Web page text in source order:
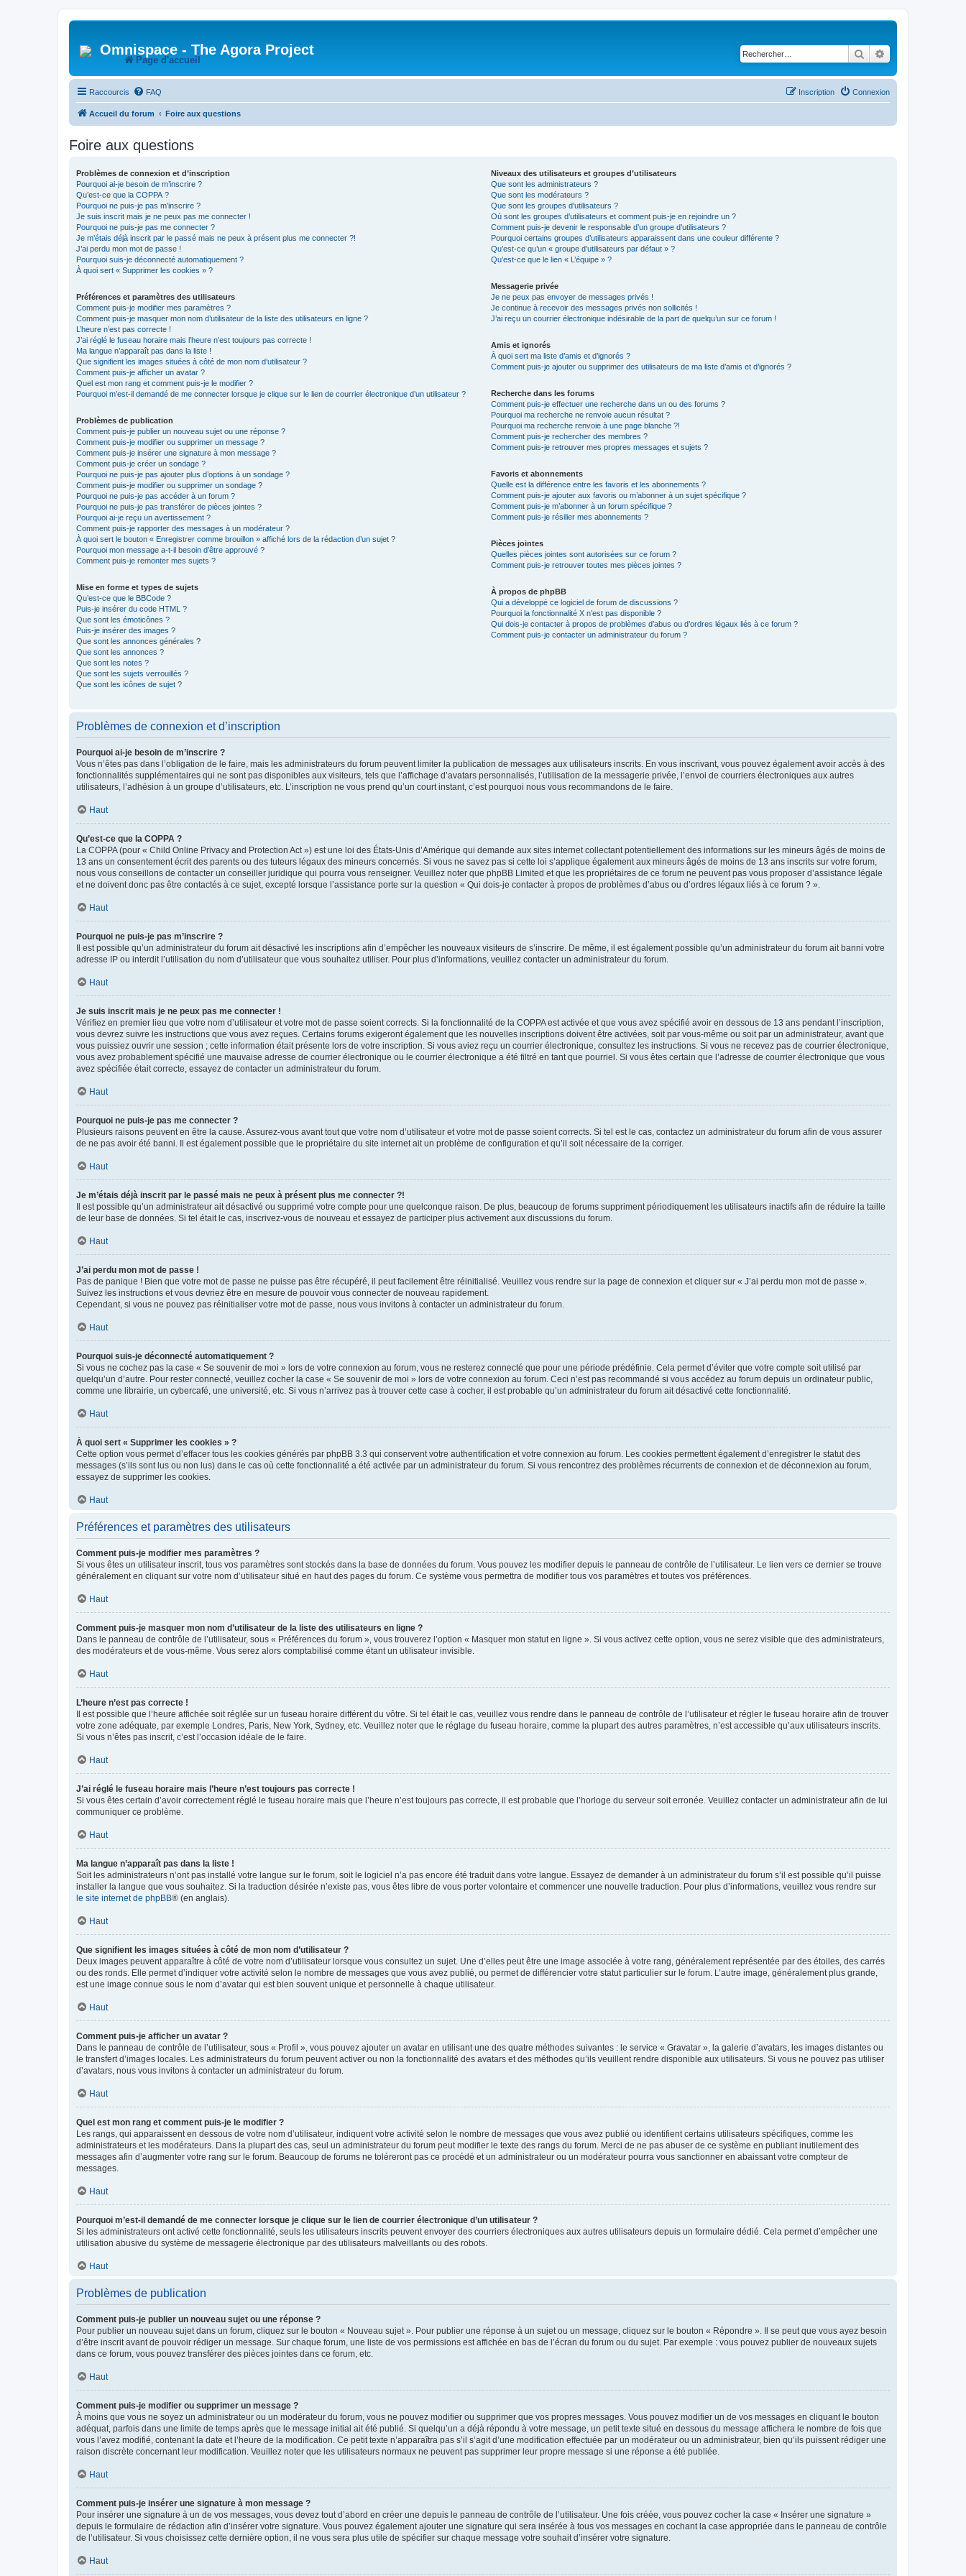
Omnispace - The Agora Project
Page d'accueil
Rechercher
Raccourcis FAQ Connexion
Inscription
Accueil du forum Foire aux questions
Foire aux questions
Problèmes de connexion et d’inscription
Pourquoi ai-je besoin de m’inscrire ?
Qu’est-ce que la COPPA ?
Pourquoi ne puis-je pas m’inscrire ?
Je suis inscrit mais je ne peux pas me connecter !
Pourquoi ne puis-je pas me connecter ?
Je m’étais déjà inscrit par le passé mais ne peux à présent plus me connecter ?!
J’ai perdu mon mot de passe !
Pourquoi suis-je déconnecté automatiquement ?
À quoi sert « Supprimer les cookies » ?
Préférences et paramètres des utilisateurs
Comment puis-je modifier mes paramètres ?
Comment puis-je masquer mon nom d’utilisateur de la liste des utilisateurs en ligne ?
L’heure n’est pas correcte !
J’ai réglé le fuseau horaire mais l’heure n’est toujours pas correcte !
Ma langue n’apparaît pas dans la liste !
Que signifient les images situées à côté de mon nom d’utilisateur ?
Comment puis-je afficher un avatar ?
Quel est mon rang et comment puis-je le modifier ?
Pourquoi m’est-il demandé de me connecter lorsque je clique sur le lien de courrier électronique d’un utilisateur ?
Problèmes de publication
Comment puis-je publier un nouveau sujet ou une réponse ?
Comment puis-je modifier ou supprimer un message ?
Comment puis-je insérer une signature à mon message ?
Comment puis-je créer un sondage ?
Pourquoi ne puis-je pas ajouter plus d’options à un sondage ?
Comment puis-je modifier ou supprimer un sondage ?
Pourquoi ne puis-je pas accéder à un forum ?
Pourquoi ne puis-je pas transférer de pièces jointes ?
Pourquoi ai-je reçu un avertissement ?
Comment puis-je rapporter des messages à un modérateur ?
À quoi sert le bouton « Enregistrer comme brouillon » affiché lors de la rédaction d’un sujet ?
Pourquoi mon message a-t-il besoin d’être approuvé ?
Comment puis-je remonter mes sujets ?
Mise en forme et types de sujets
Qu’est-ce que le BBCode ?
Puis-je insérer du code HTML ?
Que sont les émoticônes ?
Puis-je insérer des images ?
Que sont les annonces générales ?
Que sont les annonces ?
Que sont les notes ?
Que sont les sujets verrouillés ?
Que sont les icônes de sujet ?
Niveaux des utilisateurs et groupes d’utilisateurs
Que sont les administrateurs ?
Que sont les modérateurs ?
Que sont les groupes d’utilisateurs ?
Où sont les groupes d’utilisateurs et comment puis-je en rejoindre un ?
Comment puis-je devenir le responsable d’un groupe d’utilisateurs ?
Pourquoi certains groupes d’utilisateurs apparaissent dans une couleur différente ?
Qu’est-ce qu’un « groupe d’utilisateurs par défaut » ?
Qu’est-ce que le lien « L’équipe » ?
Messagerie privée
Je ne peux pas envoyer de messages privés !
Je continue à recevoir des messages privés non sollicités !
J’ai reçu un courrier électronique indésirable de la part de quelqu’un sur ce forum !
Amis et ignorés
À quoi sert ma liste d’amis et d’ignorés ?
Comment puis-je ajouter ou supprimer des utilisateurs de ma liste d’amis et d’ignorés ?
Recherche dans les forums
Comment puis-je effectuer une recherche dans un ou des forums ?
Pourquoi ma recherche ne renvoie aucun résultat ?
Pourquoi ma recherche renvoie à une page blanche ?!
Comment puis-je rechercher des membres ?
Comment puis-je retrouver mes propres messages et sujets ?
Favoris et abonnements
Quelle est la différence entre les favoris et les abonnements ?
Comment puis-je ajouter aux favoris ou m’abonner à un sujet spécifique ?
Comment puis-je m’abonner à un forum spécifique ?
Comment puis-je résilier mes abonnements ?
Pièces jointes
Quelles pièces jointes sont autorisées sur ce forum ?
Comment puis-je retrouver toutes mes pièces jointes ?
À propos de phpBB
Qui a développé ce logiciel de forum de discussions ?
Pourquoi la fonctionnalité X n’est pas disponible ?
Qui dois-je contacter à propos de problèmes d’abus ou d’ordres légaux liés à ce forum ?
Comment puis-je contacter un administrateur du forum ?
Problèmes de connexion et d’inscription
Pourquoi ai-je besoin de m’inscrire ?
Vous n’êtes pas dans l’obligation de le faire, mais les administrateurs du forum peuvent limiter la publication de messages aux utilisateurs inscrits. En vous inscrivant, vous pouvez également avoir accès à des
fonctionnalités supplémentaires qui ne sont pas disponibles aux visiteurs, tels que l’affichage d’avatars personnalisés, l’utilisation de la messagerie privée, l’envoi de courriers électroniques aux autres
utilisateurs, l’adhésion à un groupe d’utilisateurs, etc. L’inscription ne vous prend qu’un court instant, c’est pourquoi nous vous recommandons de le faire.
Haut
Qu’est-ce que la COPPA ?
La COPPA (pour « Child Online Privacy and Protection Act ») est une loi des États-Unis d’Amérique qui demande aux sites internet collectant potentiellement des informations sur les mineurs âgés de moins de
13 ans un consentement écrit des parents ou des tuteurs légaux des mineurs concernés. Si vous ne savez pas si cette loi s’applique également aux mineurs âgés de moins de 13 ans inscrits sur votre forum,
nous vous conseillons de contacter un conseiller juridique qui pourra vous renseigner. Veuillez noter que phpBB Limited et que les propriétaires de ce forum ne peuvent pas vous proposer d’assistance légale
et ne doivent donc pas être contactés à ce sujet, excepté lorsque l’assistance porte sur la question « Qui dois-je contacter à propos de problèmes d’abus ou d’ordres légaux liés à ce forum ? ».
Haut
Pourquoi ne puis-je pas m’inscrire ?
Il est possible qu’un administrateur du forum ait désactivé les inscriptions afin d’empêcher les nouveaux visiteurs de s’inscrire. De même, il est également possible qu’un administrateur du forum ait banni votre
adresse IP ou interdit l’utilisation du nom d’utilisateur que vous souhaitez utiliser. Pour plus d’informations, veuillez contacter un administrateur du forum.
Haut
Je suis inscrit mais je ne peux pas me connecter !
Vérifiez en premier lieu que votre nom d’utilisateur et votre mot de passe soient corrects. Si la fonctionnalité de la COPPA est activée et que vous avez spécifié avoir en dessous de 13 ans pendant l’inscription,
vous devrez suivre les instructions que vous avez reçues. Certains forums exigeront également que les nouvelles inscriptions doivent être activées, soit par vous-même ou soit par un administrateur, avant que
vous puissiez ouvrir une session ; cette information était présente lors de votre inscription. Si vous aviez reçu un courrier électronique, consultez les instructions. Si vous ne recevez pas de courrier électronique,
vous avez probablement spécifié une mauvaise adresse de courrier électronique ou le courrier électronique a été filtré en tant que pourriel. Si vous êtes certain que l’adresse de courrier électronique que vous
avez spécifiée était correcte, essayez de contacter un administrateur du forum.
Haut
Pourquoi ne puis-je pas me connecter ?
Plusieurs raisons peuvent en être la cause. Assurez-vous avant tout que votre nom d’utilisateur et votre mot de passe soient corrects. Si tel est le cas, contactez un administrateur du forum afin de vous assurer
de ne pas avoir été banni. Il est également possible que le propriétaire du site internet ait un problème de configuration et qu’il soit nécessaire de la corriger.
Haut
Je m’étais déjà inscrit par le passé mais ne peux à présent plus me connecter ?!
Il est possible qu’un administrateur ait désactivé ou supprimé votre compte pour une quelconque raison. De plus, beaucoup de forums suppriment périodiquement les utilisateurs inactifs afin de réduire la taille
de leur base de données. Si tel était le cas, inscrivez-vous de nouveau et essayez de participer plus activement aux discussions du forum.
Haut
J’ai perdu mon mot de passe !
Pas de panique ! Bien que votre mot de passe ne puisse pas être récupéré, il peut facilement être réinitialisé. Veuillez vous rendre sur la page de connexion et cliquer sur « J’ai perdu mon mot de passe ».
Suivez les instructions et vous devriez être en mesure de pouvoir vous connecter de nouveau rapidement.
Cependant, si vous ne pouvez pas réinitialiser votre mot de passe, nous vous invitons à contacter un administrateur du forum.
Haut
Pourquoi suis-je déconnecté automatiquement ?
Si vous ne cochez pas la case « Se souvenir de moi » lors de votre connexion au forum, vous ne resterez connecté que pour une période prédéfinie. Cela permet d’éviter que votre compte soit utilisé par
quelqu’un d’autre. Pour rester connecté, veuillez cocher la case « Se souvenir de moi » lors de votre connexion au forum. Ceci n’est pas recommandé si vous accédez au forum depuis un ordinateur public,
comme une librairie, un cybercafé, une université, etc. Si vous n’arrivez pas à trouver cette case à cocher, il est probable qu’un administrateur du forum ait désactivé cette fonctionnalité.
Haut
À quoi sert « Supprimer les cookies » ?
Cette option vous permet d’effacer tous les cookies générés par phpBB 3.3 qui conservent votre authentification et votre connexion au forum. Les cookies permettent également d’enregistrer le statut des
messages (s’ils sont lus ou non lus) dans le cas où cette fonctionnalité a été activée par un administrateur du forum. Si vous rencontrez des problèmes récurrents de connexion et de déconnexion au forum,
essayez de supprimer les cookies.
Haut
Préférences et paramètres des utilisateurs
Comment puis-je modifier mes paramètres ?
Si vous êtes un utilisateur inscrit, tous vos paramètres sont stockés dans la base de données du forum. Vous pouvez les modifier depuis le panneau de contrôle de l’utilisateur. Le lien vers ce dernier se trouve
généralement en cliquant sur votre nom d’utilisateur situé en haut des pages du forum. Ce système vous permettra de modifier tous vos paramètres et toutes vos préférences.
Haut
Comment puis-je masquer mon nom d’utilisateur de la liste des utilisateurs en ligne ?
Dans le panneau de contrôle de l’utilisateur, sous « Préférences du forum », vous trouverez l’option « Masquer mon statut en ligne ». Si vous activez cette option, vous ne serez visible que des administrateurs,
des modérateurs et de vous-même. Vous serez alors comptabilisé comme étant un utilisateur invisible.
Haut
L’heure n’est pas correcte !
Il est possible que l’heure affichée soit réglée sur un fuseau horaire différent du vôtre. Si tel était le cas, veuillez vous rendre dans le panneau de contrôle de l’utilisateur et régler le fuseau horaire afin de trouver
votre zone adéquate, par exemple Londres, Paris, New York, Sydney, etc. Veuillez noter que le réglage du fuseau horaire, comme la plupart des autres paramètres, n’est accessible qu’aux utilisateurs inscrits.
Si vous n’êtes pas inscrit, c’est l’occasion idéale de le faire.
Haut
J’ai réglé le fuseau horaire mais l’heure n’est toujours pas correcte !
Si vous êtes certain d’avoir correctement réglé le fuseau horaire mais que l’heure n’est toujours pas correcte, il est probable que l’horloge du serveur soit erronée. Veuillez contacter un administrateur afin de lui
communiquer ce problème.
Haut
Ma langue n’apparaît pas dans la liste !
Soit les administrateurs n’ont pas installé votre langue sur le forum, soit le logiciel n’a pas encore été traduit dans votre langue. Essayez de demander à un administrateur du forum s’il est possible qu’il puisse
installer la langue que vous souhaitez. Si la traduction désirée n’existe pas, vous êtes libre de vous porter volontaire et commencer une nouvelle traduction. Pour plus d’informations, veuillez vous rendre sur
le site internet de phpBB® (en anglais).
Haut
Que signifient les images situées à côté de mon nom d’utilisateur ?
Deux images peuvent apparaître à côté de votre nom d’utilisateur lorsque vous consultez un sujet. Une d’elles peut être une image associée à votre rang, généralement représentée par des étoiles, des carrés
ou des ronds. Elle permet d’indiquer votre activité selon le nombre de messages que vous avez publié, ou permet de différencier votre statut particulier sur le forum. L’autre image, généralement plus grande,
est une image connue sous le nom d’avatar qui est bien souvent unique et personnelle à chaque utilisateur.
Haut
Comment puis-je afficher un avatar ?
Dans le panneau de contrôle de l’utilisateur, sous « Profil », vous pouvez ajouter un avatar en utilisant une des quatre méthodes suivantes : le service « Gravatar », la galerie d’avatars, les images distantes ou
le transfert d’images locales. Les administrateurs du forum peuvent activer ou non la fonctionnalité des avatars et des méthodes qu’ils veuillent rendre disponible aux utilisateurs. Si vous ne pouvez pas utiliser
d’avatars, nous vous invitons à contacter un administrateur du forum.
Haut
Quel est mon rang et comment puis-je le modifier ?
Les rangs, qui apparaissent en dessous de votre nom d’utilisateur, indiquent votre activité selon le nombre de messages que vous avez publié ou identifient certains utilisateurs spécifiques, comme les
administrateurs et les modérateurs. Dans la plupart des cas, seul un administrateur du forum peut modifier le texte des rangs du forum. Merci de ne pas abuser de ce système en publiant inutilement des
messages afin d’augmenter votre rang sur le forum. Beaucoup de forums ne toléreront pas ce procédé et un administrateur ou un modérateur pourra vous sanctionner en abaissant votre compteur de
messages.
Haut
Pourquoi m’est-il demandé de me connecter lorsque je clique sur le lien de courrier électronique d’un utilisateur ?
Si les administrateurs ont activé cette fonctionnalité, seuls les utilisateurs inscrits peuvent envoyer des courriers électroniques aux autres utilisateurs depuis un formulaire dédié. Cela permet d’empêcher une
utilisation abusive du système de messagerie électronique par des utilisateurs malveillants ou des robots.
Haut
Problèmes de publication
Comment puis-je publier un nouveau sujet ou une réponse ?
Pour publier un nouveau sujet dans un forum, cliquez sur le bouton « Nouveau sujet ». Pour publier une réponse à un sujet ou un message, cliquez sur le bouton « Répondre ». Il se peut que vous ayez besoin
d’être inscrit avant de pouvoir rédiger un message. Sur chaque forum, une liste de vos permissions est affichée en bas de l’écran du forum ou du sujet. Par exemple : vous pouvez publier de nouveaux sujets
dans ce forum, vous pouvez transférer des pièces jointes dans ce forum, etc.
Haut
Comment puis-je modifier ou supprimer un message ?
À moins que vous ne soyez un administrateur ou un modérateur du forum, vous ne pouvez modifier ou supprimer que vos propres messages. Vous pouvez modifier un de vos messages en cliquant le bouton
adéquat, parfois dans une limite de temps après que le message initial ait été publié. Si quelqu’un a déjà répondu à votre message, un petit texte situé en dessous du message affichera le nombre de fois que
vous l’avez modifié, contenant la date et l’heure de la modification. Ce petit texte n’apparaîtra pas s’il s’agit d’une modification effectuée par un modérateur ou un administrateur, bien qu’ils puissent rédiger une
raison discrète concernant leur modification. Veuillez noter que les utilisateurs normaux ne peuvent pas supprimer leur propre message si une réponse a été publiée.
Haut
Comment puis-je insérer une signature à mon message ?
Pour insérer une signature à un de vos messages, vous devez tout d’abord en créer une depuis le panneau de contrôle de l’utilisateur. Une fois créée, vous pouvez cocher la case « Insérer une signature »
depuis le formulaire de rédaction afin d’insérer votre signature. Vous pouvez également ajouter une signature qui sera insérée à tous vos messages en cochant la case appropriée dans le panneau de contrôle
de l’utilisateur. Si vous choisissez cette dernière option, il ne vous sera plus utile de spécifier sur chaque message votre souhait d’insérer votre signature.
Haut